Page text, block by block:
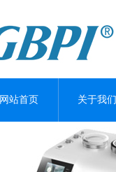
网站首页 关于我们